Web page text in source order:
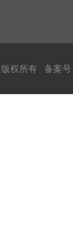
版权所有 备案号